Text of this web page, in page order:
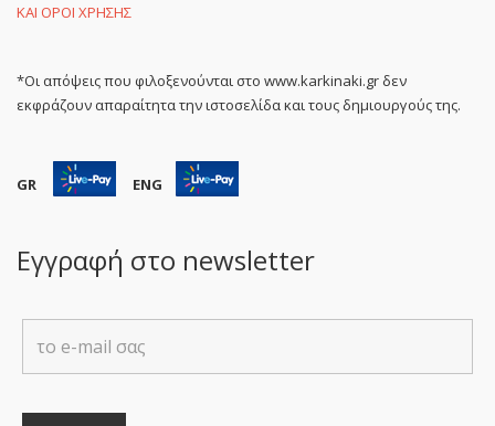
ΚΑΙ ΟΡΟΙ ΧΡΗΣΗΣ
*Οι απόψεις που φιλοξενούνται στο www.karkinaki.gr δεν
εκφράζουν απαραίτητα την ιστοσελίδα και τους δημιουργούς της.
GR ENG
Εγγραφή στο newsletter